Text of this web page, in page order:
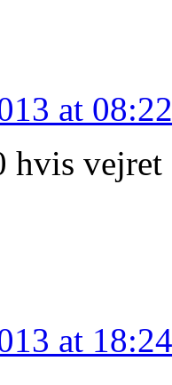
at 08:22
hvis vejret
at 18:24